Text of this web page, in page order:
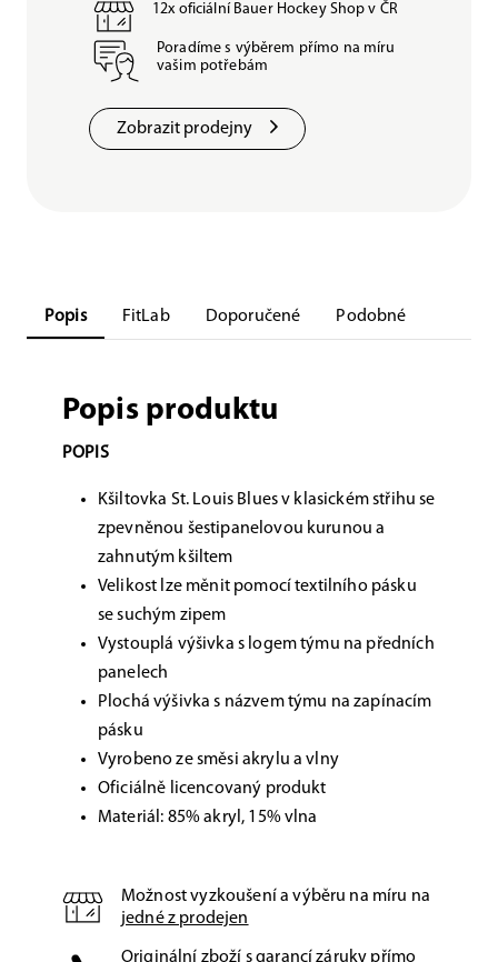
12x oficiální Bauer Hockey Shop v ČR
Poradíme s výběrem přímo na míru
vašim potřebám
Zobrazit prodejny
Popis FitLab Doporučené Podobné
Popis produktu
POPIS
Kšiltovka St. Louis Blues v klasickém střihu se
zpevněnou šestipanelovou kurunou a
zahnutým kšiltem
Velikost lze měnit pomocí textilního pásku
se suchým zipem
Vystouplá výšivka s logem týmu na předních
panelech
Plochá výšivka s názvem týmu na zapínacím
pásku
Vyrobeno ze směsi akrylu a vlny
Oficiálně licencovaný produkt
Materiál: 85% akryl, 15% vlna
Možnost vyzkoušení a výběru na míru na
jedné z prodejen
Originální zboží s garancí záruky přímo